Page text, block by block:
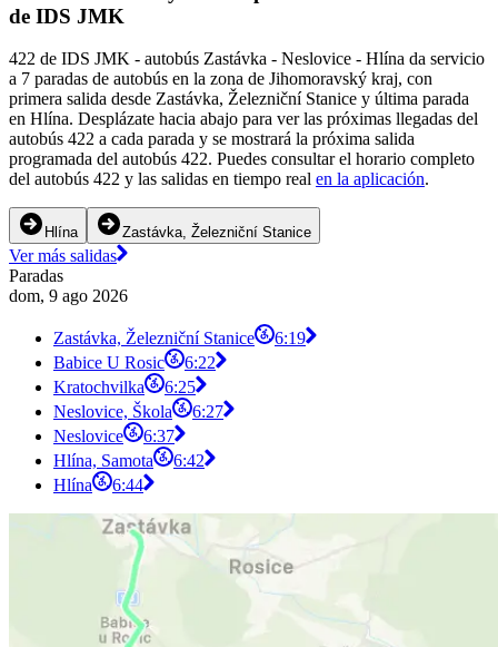
de IDS JMK
422 de IDS JMK - autobús Zastávka - Neslovice - Hlína da servicio
a 7 paradas de autobús en la zona de Jihomoravský kraj, con
primera salida desde Zastávka, Železniční Stanice y última parada
en Hlína. Desplázate hacia abajo para ver las próximas llegadas del
autobús 422 a cada parada y se mostrará la próxima salida
programada del autobús 422. Puedes consultar el horario completo
del autobús 422 y las salidas en tiempo real en la aplicación.
Hlína Zastávka, Železniční Stanice
Ver más salidas
Paradas
dom, 9 ago 2026
Zastávka, Železniční Stanice
6:19
Babice U Rosic
6:22
Kratochvilka
6:25
Neslovice, Škola
6:27
Neslovice
6:37
Hlína, Samota
6:42
Hlína
6:44